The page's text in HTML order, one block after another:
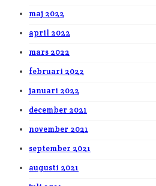
maj 2022
april 2022
mars 2022
februari 2022
januari 2022
december 2021
november 2021
september 2021
augusti 2021